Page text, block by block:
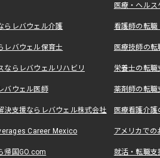
医療・ヘル
らレバウェル介護 看護師の転
レバウェル保育士 医療技師の
ならレバウェルリハビリ 栄養士の転
バウェル医師 薬剤師の転
決支援ならレバウェル株式会社 医療看護介
Career Mexico アメリカで
帰国GO.com 就活・転職